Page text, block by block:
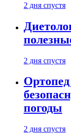
2 дня спустя
2 дня спустя
погоды
2 дня спустя